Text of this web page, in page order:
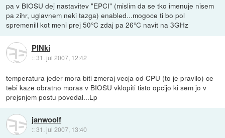
pa v BIOSU dej nastavitev "EPCI" (mislim da se tko imenuje nisem
pa zihr, uglavnem neki tazga) enabled...mogoce ti bo pol
spremenill kot meni prej 50°C zdaj pa 26°C navit na 3GHz
PINki
::31. jul 2007, 12:42
temperatura jeder mora biti zmeraj vecja od CPU (to je pravilo) ce
tebi kaze obratno moras v BIOSU vklopiti tisto opcijo ki sem jo v
prejsnjem postu povedal...Lp
janwoolf
::31. jul 2007, 13:40